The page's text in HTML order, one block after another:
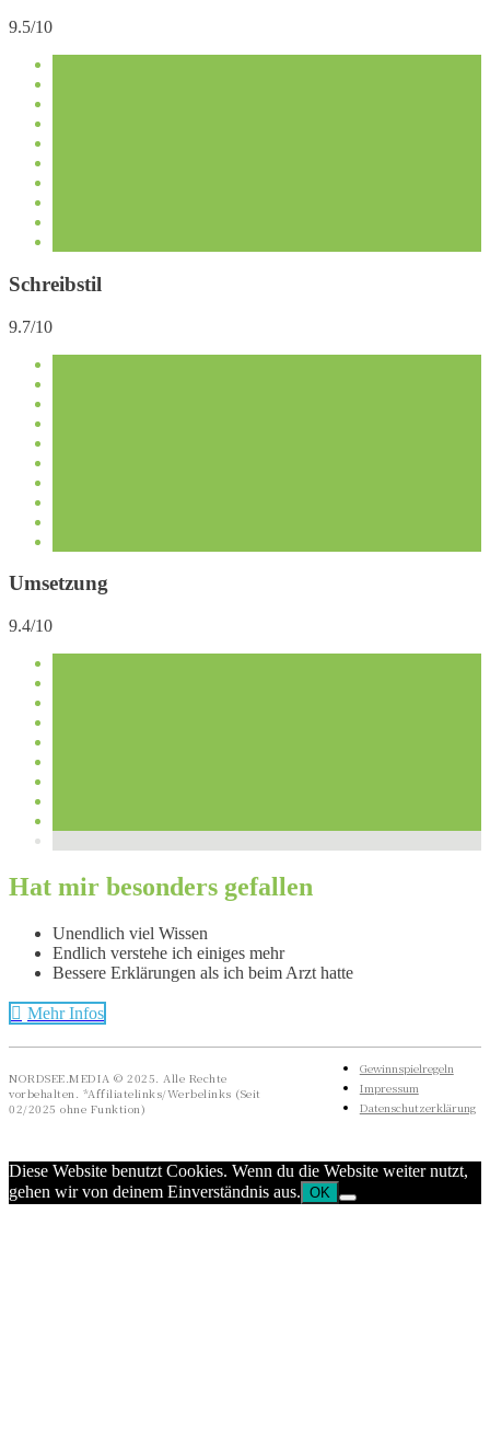
9.5/10
Schreibstil
9.7/10
Umsetzung
9.4/10
Hat mir besonders gefallen
Unendlich viel Wissen
Endlich verstehe ich einiges mehr
Bessere Erklärungen als ich beim Arzt hatte
Mehr Infos
NORDSEE.MEDIA © 2025. Alle Rechte
vorbehalten. *Affiliatelinks/Werbelinks (Seit
02/2025 ohne Funktion)
Gewinnspielregeln
Impressum
Datenschutzerklärung
Diese Website benutzt Cookies. Wenn du die Website weiter nutzt,
gehen wir von deinem Einverständnis aus. OK